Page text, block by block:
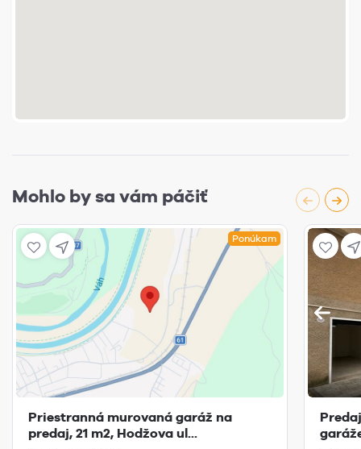
Mohlo by sa vám páčiť
Ponúkam
Priestranná murovaná garáž na
predaj, 21 m2, Hodžova ul...